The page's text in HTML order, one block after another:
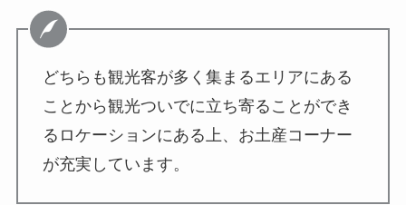
どちらも観光客が多く集まるエリアにある
ことから観光ついでに立ち寄ることができ
るロケーションにある上、お土産コーナー
が充実しています。